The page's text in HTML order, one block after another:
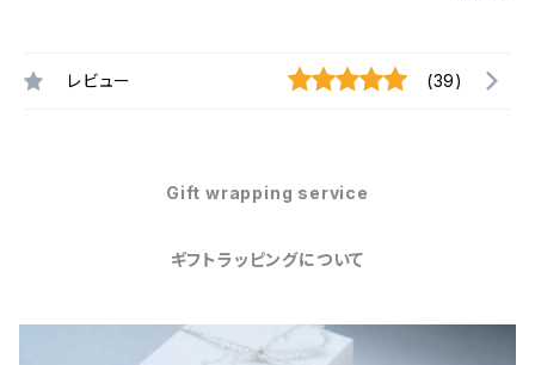
レビュー (39)
Gift wrapping service
ギフトラッピングについて